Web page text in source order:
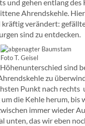
und gehen entlang
Ahrendskehle.
verändert:
sind zu entdecken.
Foto T. Geisel
sind
zu
Punkt nach rechts
die Kehle herum, bis
immer wieder
unten, das wir eben